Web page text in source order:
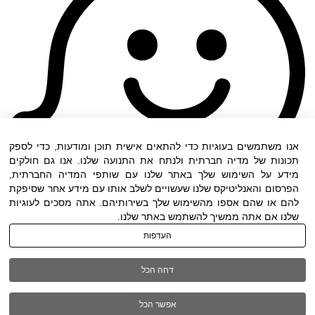
תנאי שימוש|הצהרת נגישות| כל הזכויות שמורות
ל DWO ©
אנו משתמשים בעוגיות כדי להתאים אישית תוכן ומודעות, כדי לספק
תכונות של מדיה חברתית ולנתח את התנועה שלנו. אנו גם חולקים
מידע על השימוש שלך באתר שלנו עם שותפי המדיה החברתית,
הפרסום והאנליטיקס שלנו שעשויים לשלב אותו עם מידע אחר שסיפקת
להם או שהם אספו מהשימוש שלך בשירותיהם. אתה מסכים לעוגיות
שלנו אם אתה ממשיך להשתמש באתר שלנו.
העדפות
דחה הכל
אפשר הכל